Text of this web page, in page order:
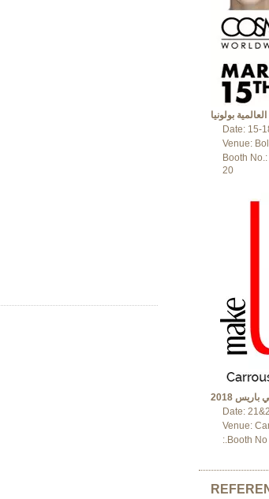
بولونيا
Date: 15-
Venue:
Booth
20
2018
Date:
Venue:
Booth No.: